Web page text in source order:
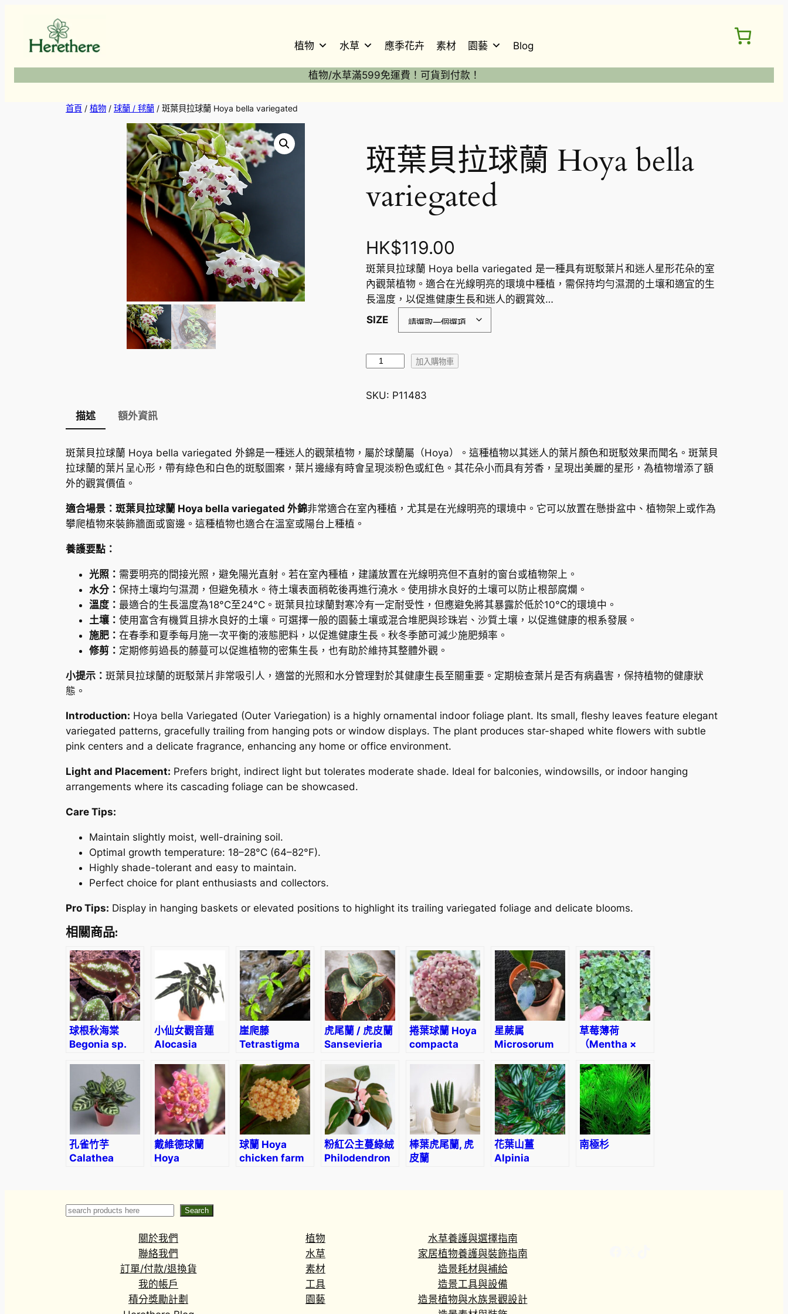
植物 水草 應季花卉 素材 園藝 Blog
植物/水草滿599免運費！可貨到付款！
首頁 / 植物 / 球蘭 / 毬蘭 / 斑葉貝拉球蘭 Hoya bella variegated
斑葉貝拉球蘭 Hoya bella
variegated
HK$119.00
斑葉貝拉球蘭 Hoya bella variegated 是一種具有斑駁葉片和迷人星形花朵的室
內觀葉植物。適合在光線明亮的環境中種植，需保持均勻濕潤的土壤和適宜的生
長溫度，以促進健康生長和迷人的觀賞效…
SIZE
貝
H
o
b
a
v
a
r
i
e
a
e
d
數
加入購物車
SKU: P11483
描述
額外資訊
斑葉貝拉球蘭 Hoya bella variegated 外錦是一種迷人的觀葉植物，屬於球蘭屬（Hoya）。這種植物以其迷人的葉片顏色和斑駁效果而聞名。斑葉貝
拉球蘭的葉片呈心形，帶有綠色和白色的斑駁圖案，葉片邊緣有時會呈現淡粉色或紅色。其花朵小而具有芳香，呈現出美麗的星形，為植物增添了額
外的觀賞價值。
適合場景：斑葉貝拉球蘭 Hoya bella variegated 外錦非常適合在室內種植，尤其是在光線明亮的環境中。它可以放置在懸掛盆中、植物架上或作為
攀爬植物來裝飾牆面或窗邊。這種植物也適合在溫室或陽台上種植。
養護要點：
光照： 需要明亮的間接光照，避免陽光直射。若在室內種植，建議放置在光線明亮但不直射的窗台或植物架上。
水分： 保持土壤均勻濕潤，但避免積水。待土壤表面稍乾後再進行澆水。使用排水良好的土壤可以防止根部腐爛。
溫度： 最適合的生長溫度為18°C至24°C。斑葉貝拉球蘭對寒冷有一定耐受性，但應避免將其暴露於低於10°C的環境中。
土壤： 使用富含有機質且排水良好的土壤。可選擇一般的園藝土壤或混合堆肥與珍珠岩、沙質土壤，以促進健康的根系發展。
施肥： 在春季和夏季每月施一次平衡的液態肥料，以促進健康生長。秋冬季節可減少施肥頻率。
修剪： 定期修剪過長的藤蔓可以促進植物的密集生長，也有助於維持其整體外觀。
小提示： 斑葉貝拉球蘭的斑駁葉片非常吸引人，適當的光照和水分管理對於其健康生長至關重要。定期檢查葉片是否有病蟲害，保持植物的健康狀
態。
Introduction: Hoya bella Variegated (Outer Variegation) is a highly ornamental indoor foliage plant. Its small, fleshy leaves feature elegant
variegated patterns, gracefully trailing from hanging pots or window displays. The plant produces star-shaped white flowers with subtle
pink centers and a delicate fragrance, enhancing any home or office environment.
Light and Placement: Prefers bright, indirect light but tolerates moderate shade. Ideal for balconies, windowsills, or indoor hanging
arrangements where its cascading foliage can be showcased.
Care Tips:
Maintain slightly moist, well-draining soil.
Optimal growth temperature: 18–28°C (64–82°F).
Highly shade-tolerant and easy to maintain.
Perfect choice for plant enthusiasts and collectors.
Pro Tips: Display in hanging baskets or elevated positions to highlight its trailing variegated foliage and delicate blooms.
相關商品:
球根秋海棠
Begonia sp.
小仙女觀音蓮
Alocasia
Arrow
崖爬藤
Tetrastigma
(Wall.) Planch
虎尾蘭 / 虎皮蘭
Sansevieria
Dwarf Plant
捲葉球蘭 Hoya
compacta
星蕨属
Microsorum
草莓薄荷
（Mentha ×
‘Strawberry’）
孔雀竹芋
Calathea
戴維德球蘭
Hoya
球蘭 Hoya
chicken farm
粉紅公主蔓綠絨
Philodendron
棒葉虎尾蘭, 虎
皮蘭
花葉山薑
Alpinia
南極杉
Search Search
關於我們
聯絡我們
訂單/付款/退換貨
我的帳戶
積分獎勵計劃
植物
水草
素材
工具
園藝
水草養護與選擇指南
家居植物養護與裝飾指南
造景耗材與補給
造景工具與設備
造景植物與水族景觀設計